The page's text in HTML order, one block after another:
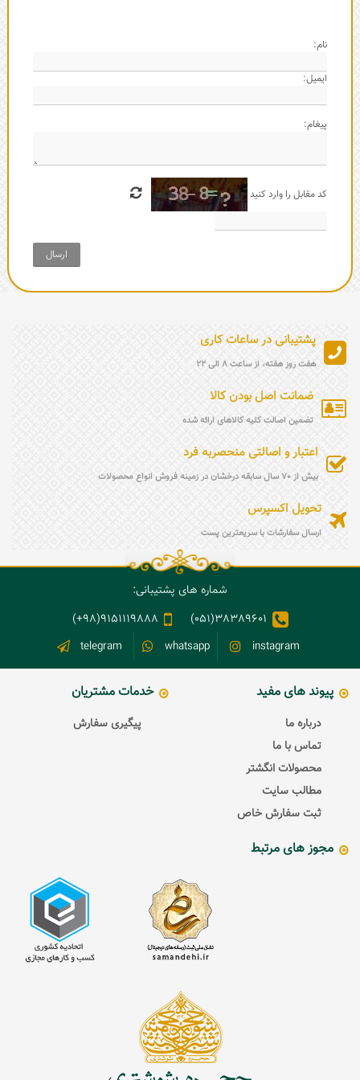
نام:
ایمیل:
پیغام:
کد مقابل را وارد کنید
ارسال
پشتیبانی در ساعات کاری
هفت روز هفته، از ساعت 8 الی 22
ضمانت اصل بودن کالا
تضمین اصالت کلیه کالاهای ارائه شده
اعتبار و اصالتی منحصربه فرد
بیش از 70 سال سابقه درخشان در زمینه فروش انواع محصولات
تحویل اکسپرس
ارسال سفارشات با سریعترین پست
شماره های پشتیبانی:
38389601(051)
9151119888(98+)
instagram
whatsapp
telegram
پیوند های مفید
درباره ما
تماس با ما
محصولات انگشتر
مطالب سایت
ثبت سفارش خاص
خدمات مشتریان
پیگیری سفارش
مجوز های مرتبط